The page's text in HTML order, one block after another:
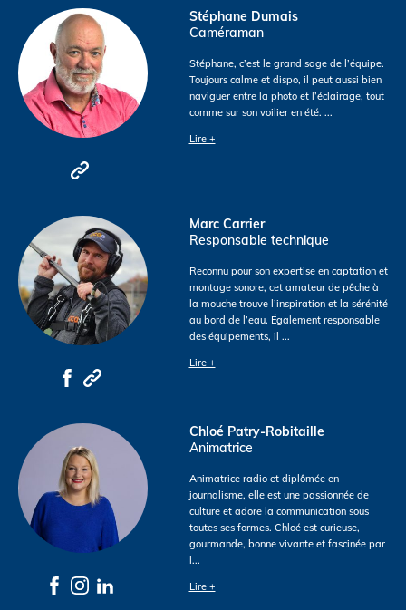
Stéphane Dumais
Caméraman
Stéphane, c’est le grand sage de l’équipe.
Toujours calme et dispo, il peut aussi bien
naviguer entre la photo et l’éclairage, tout
comme sur son voilier en été. ...
Lire +
Marc Carrier
Responsable technique
Reconnu pour son expertise en captation et
montage sonore, cet amateur de pêche à
la mouche trouve l’inspiration et la sérénité
au bord de l’eau. Également responsable
des équipements, il ...
Lire +
Chloé Patry-Robitaille
Animatrice
Animatrice radio et diplômée en
journalisme, elle est une passionnée de
culture et adore la communication sous
toutes ses formes. Chloé est curieuse,
gourmande, bonne vivante et fascinée par
l...
Lire +